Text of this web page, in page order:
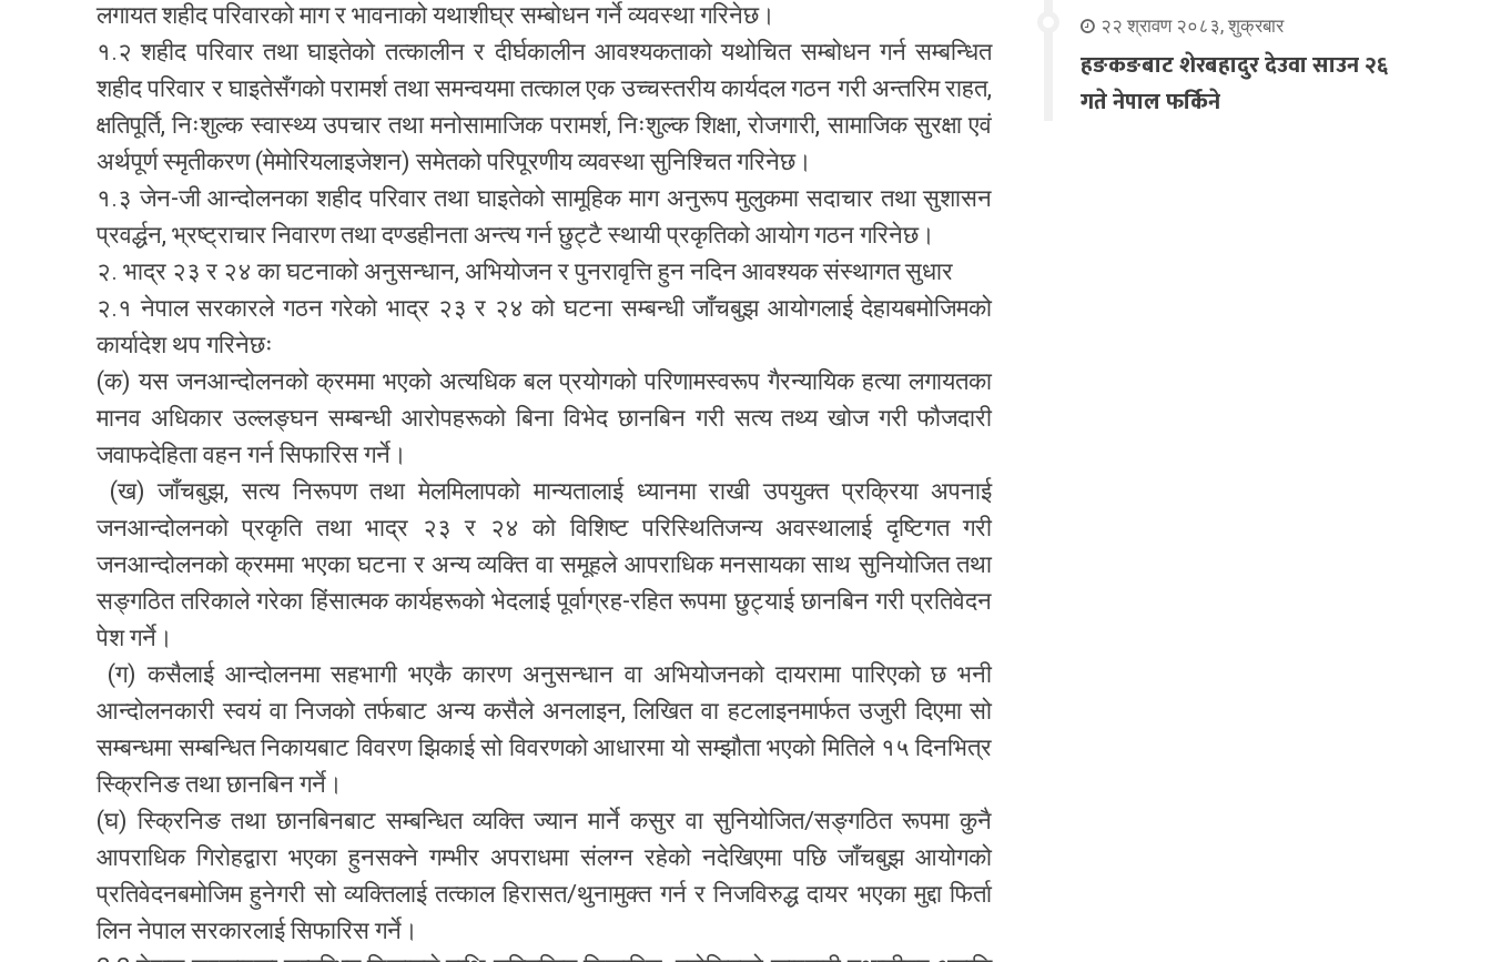
लगायत शहीद परिवारको माग र भावनाको यथाशीघ्र सम्बोधन गर्ने व्यवस्था गरिनेछ।
१.२ शहीद परिवार तथा घाइतेको तत्कालीन र दीर्घकालीन आवश्यकताको यथोचित सम्बोधन गर्न सम्बन्धित
शहीद परिवार र घाइतेसँगको परामर्श तथा समन्वयमा तत्काल एक उच्चस्तरीय कार्यदल गठन गरी अन्तरिम राहत,
क्षतिपूर्ति, निःशुल्क स्वास्थ्य उपचार तथा मनोसामाजिक परामर्श, निःशुल्क शिक्षा, रोजगारी, सामाजिक सुरक्षा एवं
अर्थपूर्ण स्मृतीकरण (मेमोरियलाइजेशन) समेतको परिपूरणीय व्यवस्था सुनिश्चित गरिनेछ।
१.३ जेन-जी आन्दोलनका शहीद परिवार तथा घाइतेको सामूहिक माग अनुरूप मुलुकमा सदाचार तथा सुशासन
प्रवर्द्धन, भ्रष्ट्राचार निवारण तथा दण्डहीनता अन्त्य गर्न छुट्टै स्थायी प्रकृतिको आयोग गठन गरिनेछ।
२. भाद्र २३ र २४ का घटनाको अनुसन्धान, अभियोजन र पुनरावृत्ति हुन नदिन आवश्यक संस्थागत सुधार
२.१ नेपाल सरकारले गठन गरेको भाद्र २३ र २४ को घटना सम्बन्धी जाँचबुझ आयोगलाई देहायबमोजिमको
कार्यादेश थप गरिनेछः
(क) यस जनआन्दोलनको क्रममा भएको अत्यधिक बल प्रयोगको परिणामस्वरूप गैरन्यायिक हत्या लगायतका
मानव अधिकार उल्लङ्घन सम्बन्धी आरोपहरूको बिना विभेद छानबिन गरी सत्य तथ्य खोज गरी फौजदारी
जवाफदेहिता वहन गर्न सिफारिस गर्ने।
(ख) जाँचबुझ, सत्य निरूपण तथा मेलमिलापको मान्यतालाई ध्यानमा राखी उपयुक्त प्रक्रिया अपनाई
जनआन्दोलनको प्रकृति तथा भाद्र २३ र २४ को विशिष्ट परिस्थितिजन्य अवस्थालाई दृष्टिगत गरी
जनआन्दोलनको क्रममा भएका घटना र अन्य व्यक्ति वा समूहले आपराधिक मनसायका साथ सुनियोजित तथा
सङ्गठित तरिकाले गरेका हिंसात्मक कार्यहरूको भेदलाई पूर्वाग्रह-रहित रूपमा छुट्याई छानबिन गरी प्रतिवेदन
पेश गर्ने।
(ग) कसैलाई आन्दोलनमा सहभागी भएकै कारण अनुसन्धान वा अभियोजनको दायरामा पारिएको छ भनी
आन्दोलनकारी स्वयं वा निजको तर्फबाट अन्य कसैले अनलाइन, लिखित वा हटलाइनमार्फत उजुरी दिएमा सो
सम्बन्धमा सम्बन्धित निकायबाट विवरण झिकाई सो विवरणको आधारमा यो सम्झौता भएको मितिले १५ दिनभित्र
स्क्रिनिङ तथा छानबिन गर्ने।
(घ) स्क्रिनिङ तथा छानबिनबाट सम्बन्धित व्यक्ति ज्यान मार्ने कसुर वा सुनियोजित/सङ्गठित रूपमा कुनै
आपराधिक गिरोहद्वारा भएका हुनसक्ने गम्भीर अपराधमा संलग्न रहेको नदेखिएमा पछि जाँचबुझ आयोगको
प्रतिवेदनबमोजिम हुनेगरी सो व्यक्तिलाई तत्काल हिरासत/थुनामुक्त गर्न र निजविरुद्ध दायर भएका मुद्दा फिर्ता
लिन नेपाल सरकारलाई सिफारिस गर्ने।
२२ श्रावण २०८३, शुक्रबार
हङकङबाट शेरबहादुर देउवा साउन २६
गते नेपाल फर्किने